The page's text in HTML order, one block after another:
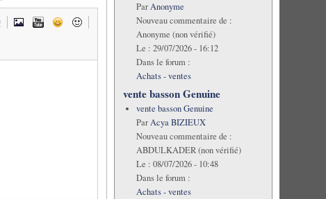
ParAnonyme
Nouveau commentaire de :
Anonyme (non vérifié)
Le : 29/07/2026 - 16:12
Dans le forum :
Achats - ventes
vente basson Genuine
vente basson Genuine
ParAcya BIZIEUX
Nouveau commentaire de :
ABDULKADER (non vérifié)
Le : 08/07/2026 - 10:48
Dans le forum :
Achats - ventes